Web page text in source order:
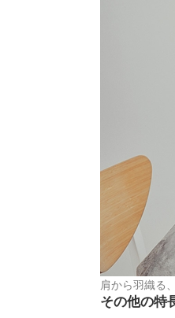
肩から羽織る
その他の特